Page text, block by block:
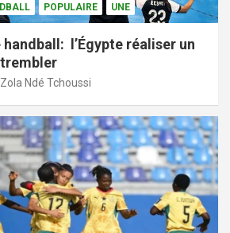
POPULAIRE UNE
l’Égypte réaliser un
Ndé Tchoussi